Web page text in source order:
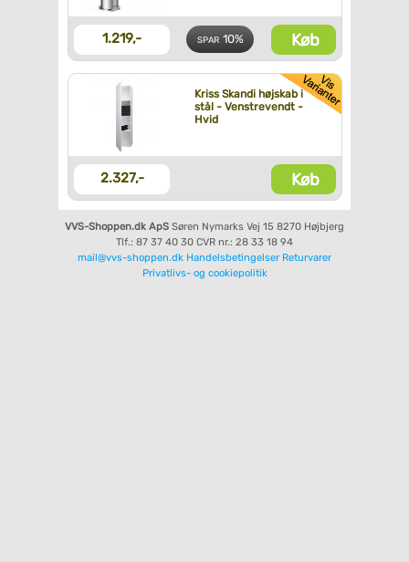
1.219,- SPAR 10% Køb
Kriss Skandi højskab i
stål - Venstrevendt -
Hvid
2.327,- Køb
VVS-Shoppen.dk ApS Søren Nymarks Vej 15 8270 Højbjerg
Tlf.: 87 37 40 30 CVR nr.: 28 33 18 94
mail@vvs-shoppen.dk Handelsbetingelser Returvarer
Privatlivs- og cookiepolitik